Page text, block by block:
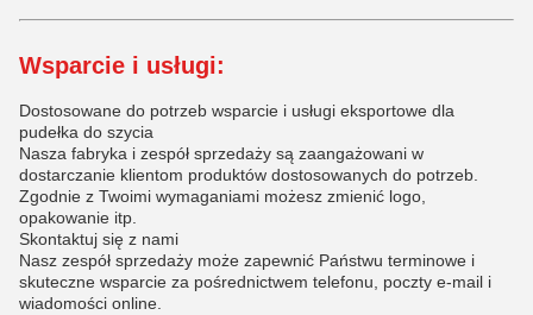
Wsparcie i usługi:
Dostosowane do potrzeb wsparcie i usługi eksportowe dla
pudełka do szycia
Nasza fabryka i zespół sprzedaży są zaangażowani w
dostarczanie klientom produktów dostosowanych do potrzeb.
Zgodnie z Twoimi wymaganiami możesz zmienić logo,
opakowanie itp.
Skontaktuj się z nami
Nasz zespół sprzedaży może zapewnić Państwu terminowe i
skuteczne wsparcie za pośrednictwem telefonu, poczty e-mail i
wiadomości online.